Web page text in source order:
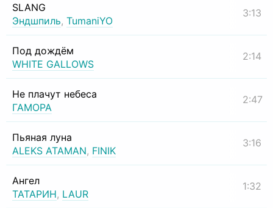
SLANG
Эндшпиль, TumaniYO
3:13
Под дождём
WHITE GALLOWS
2:14
Не плачут небеса
ГАМОРА
2:47
Пьяная луна
ALEKS ATAMAN, FINIK
3:16
Ангел
ТАТАРИН, LAUR
1:32